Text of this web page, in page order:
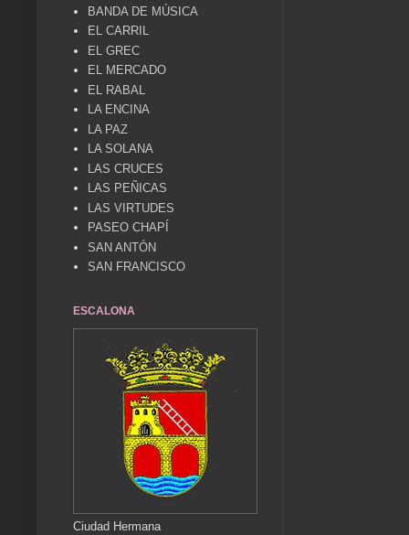
BANDA DE MÚSICA
EL CARRIL
EL GREC
EL MERCADO
EL RABAL
LA ENCINA
LA PAZ
LA SOLANA
LAS CRUCES
LAS PEÑICAS
LAS VIRTUDES
PASEO CHAPÍ
SAN ANTÓN
SAN FRANCISCO
ESCALONA
Ciudad Hermana